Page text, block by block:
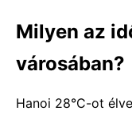
Milyen az
városában?
Hanoi 28°C-ot